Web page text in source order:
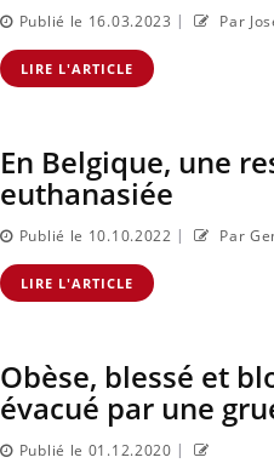
Publié le 16.03.2023 | Par
LIRE L'ARTICLE
En Belgique, une
euthanasiée
Publié le 10.10.2022 | Par
LIRE L'ARTICLE
Obèse, blessé et
évacué par une
Publié le 01.12.2020 |